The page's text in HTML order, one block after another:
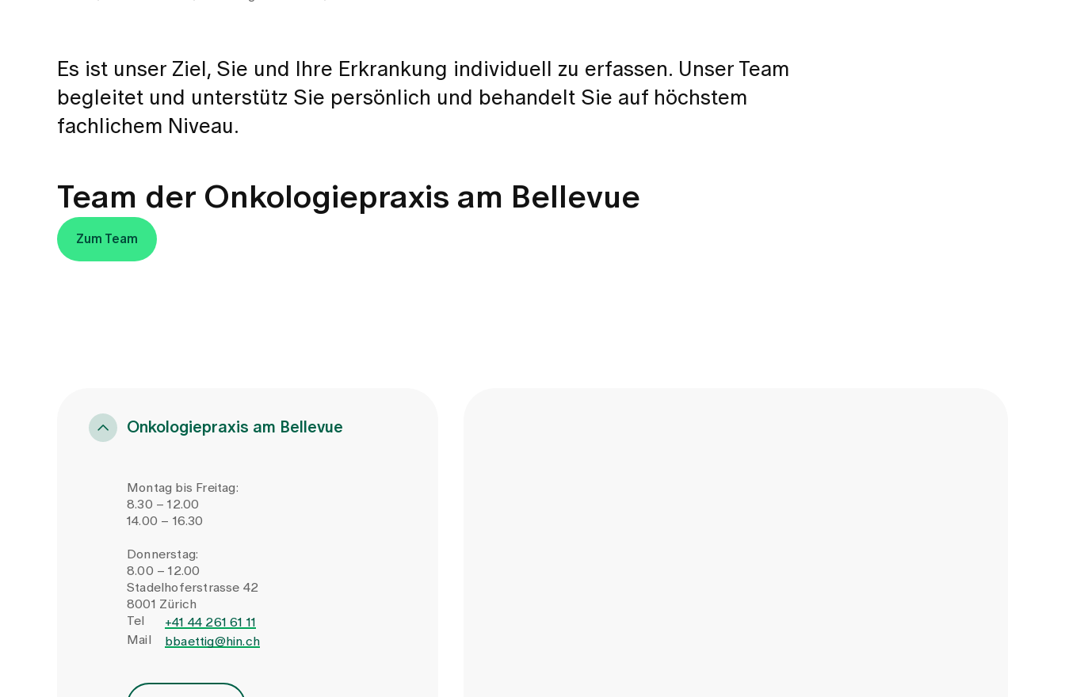
Es ist unser Ziel, Sie und Ihre Erkrankung individuell zu erfassen. Unser Team
begleitet und unterstütz Sie persönlich und behandelt Sie auf höchstem
fachlichem Niveau.
Team der Onkologiepraxis am Bellevue
Zum Team
Onkologiepraxis am Bellevue
Montag bis Freitag:
8.30 – 12.00
14.00 – 16.30
Donnerstag:
8.00 – 12.00
Stadelhoferstrasse 42
8001 Zürich
Tel
+41 44 261 61 11
Mail
bbaettig@hin.ch